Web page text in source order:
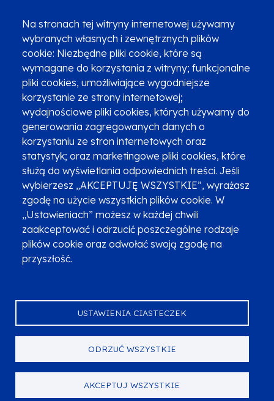
Na stronach tej witryny internetowej używamy
wybranych własnych i zewnętrznych plików
cookie: Niezbędne pliki cookie, które są
wymagane do korzystania z witryny; funkcjonalne
pliki cookies, umożliwiające wygodniejsze
korzystanie ze strony internetowej;
wydajnościowe pliki cookies, których używamy do
generowania zagregowanych danych o
korzystaniu ze stron internetowych oraz
statystyk; oraz marketingowe pliki cookies, które
służą do wyświetlania odpowiednich treści. Jeśli
wybierzesz „AKCEPTUJĘ WSZYSTKIE”, wyrażasz
zgodę na użycie wszystkich plików cookie. W
„Ustawieniach” możesz w każdej chwili
zaakceptować i odrzucić poszczególne rodzaje
plików cookie oraz odwołać swoją zgodę na
przyszłość.
USTAWIENIA CIASTECZEK
ODRZUĆ WSZYSTKIE
AKCEPTUJ WSZYSTKIE
Zgłoszenia podejrzenia niezgodności z KPP i KPON
Newsletter
Fundusze SMS-em
Najczęściej zadawane pytania
Promocja projektu
Zobacz inne programy
Poznaj Fundusze 2014-2020
Deklaracja dostępności
Polityka prywatności
Przetwarzanie danych osobowych
Zgłoś błąd Mapa strony
Serwis dofinansowany przez Unię Europejską z programu Fundusze
© Urząd Marszałkowski Województwa Małopolskiego 2023